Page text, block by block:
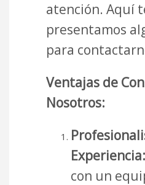
atención. Aquí
presentamos
para
Ventajas de
Nosotros:
Experiencia:
con un